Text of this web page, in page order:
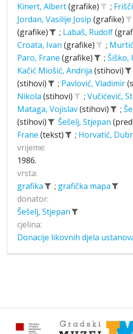
Kinert, Albert(grafike) ;
Jordan, Vasilije Josip (grafike)
(grafike)
; Labaš, Rudolf
Croata, Ivan (grafike) ;
Paro, Frane (grafike) ; Šiško,
Kačić Miošić, Andrija (stihovi)
(stihovi)
; Pavlović, Vladimir
Nikola (stihovi) ; Vučićević,
Mataga, Vojislav(stihovi) ;
(stihovi)
Šešelj, Stjepan
Frane (tekst) ; Horvatić,
vrijeme:
1986.
vrsta:
grafika
; grafička mapa
donator:
Šešelj, Stjepan
cjelina:
Donacije likovnih djela